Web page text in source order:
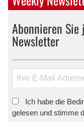
Abonnieren
Newsletter
Ich habe die
gelesen und stimme